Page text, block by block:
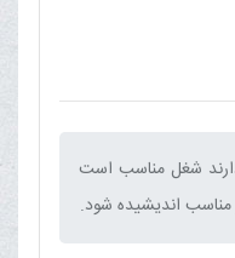
دارند شغل مناسب است
مناسب اندیشیده شود.‌